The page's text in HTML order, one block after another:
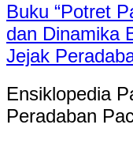
Buku “Potret
dan Dinamika
Jejak
Ensiklopedia
Peradaban